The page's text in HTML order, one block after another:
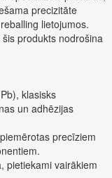
precizitāte
lietojumos.
produkts nodrošina
klasisks
un adhēzijas
precīziem
pietiekami vairākiem